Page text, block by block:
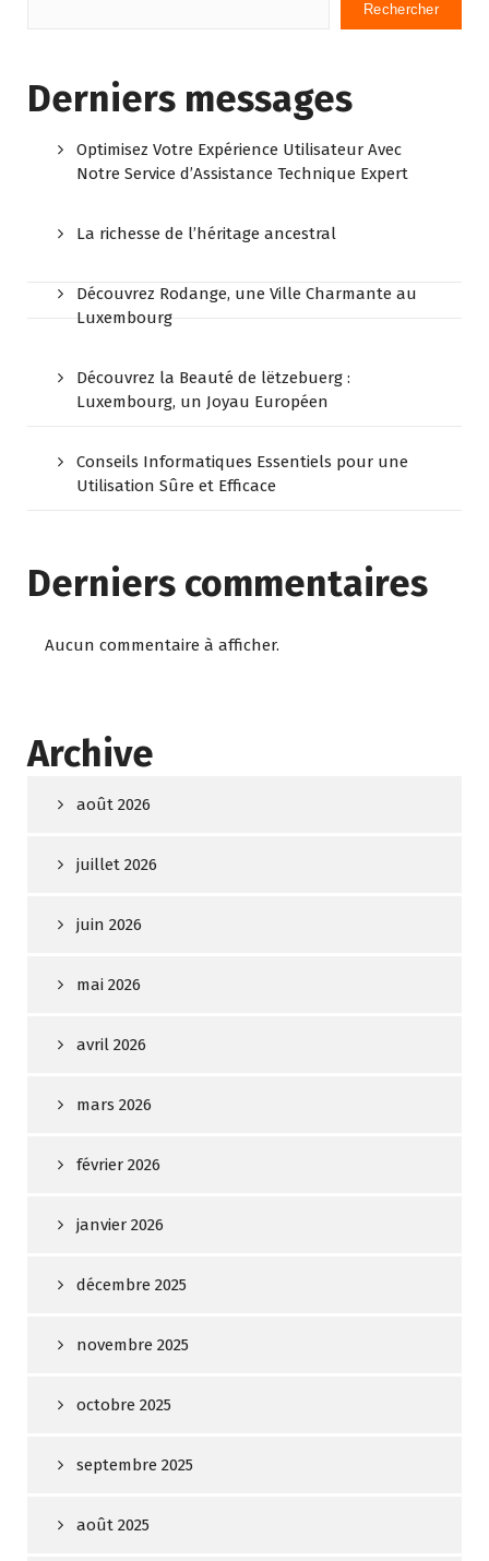
Rechercher
Derniers messages
Optimisez Votre Expérience Utilisateur Avec
Notre Service d’Assistance Technique Expert
La richesse de l’héritage ancestral
Découvrez Rodange, une Ville Charmante au
Luxembourg
Découvrez la Beauté de lëtzebuerg :
Luxembourg, un Joyau Européen
Conseils Informatiques Essentiels pour une
Utilisation Sûre et Efficace
Derniers commentaires
Aucun commentaire à afficher.
Archive
août 2026
juillet 2026
juin 2026
mai 2026
avril 2026
mars 2026
février 2026
janvier 2026
décembre 2025
novembre 2025
octobre 2025
septembre 2025
août 2025